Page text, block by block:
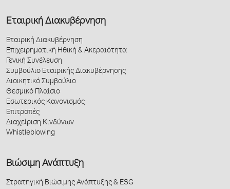
Εταιρική Διακυβέρνηση
Εταιρική Διακυβέρνηση
Επιχειρηματική Ηθική & Ακεραιότητα
Γενική Συνέλευση
Συμβούλιο Εταιρικής Διακυβέρνησης
Διοικητικό Συμβούλιο
Θεσμικό Πλαίσιο
Εσωτερικός Κανονισμός
Επιτροπές
Διαχείριση Κινδύνων
Whistleblowing
Βιώσιμη Ανάπτυξη
Στρατηγική Βιώσιμης Ανάπτυξης & ESG